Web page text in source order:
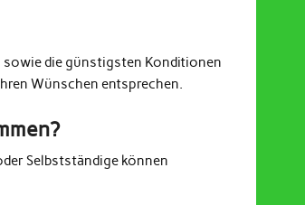
sowie die günstigsten Konditionen
Wünschen entsprechen.
Selbstständige können